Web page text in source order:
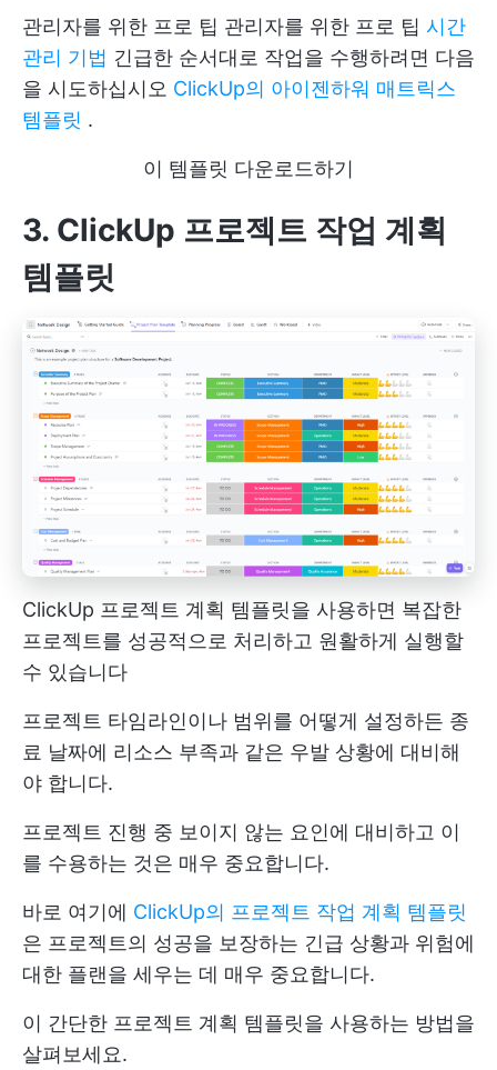
관리자를 위한 프로 팁 관리자를 위한 프로 팁 시간
관리 기법 긴급한 순서대로 작업을 수행하려면 다음
을 시도하십시오 ClickUp의 아이젠하워 매트릭스
템플릿 .
이 템플릿 다운로드하기
3. ClickUp 프로젝트 작업 계획
템플릿
ClickUp 프로젝트 계획 템플릿을 사용하면 복잡한
프로젝트를 성공적으로 처리하고 원활하게 실행할
수 있습니다
프로젝트 타임라인이나 범위를 어떻게 설정하든 종
료 날짜에 리소스 부족과 같은 우발 상황에 대비해
야 합니다.
프로젝트 진행 중 보이지 않는 요인에 대비하고 이
를 수용하는 것은 매우 중요합니다.
바로 여기에 ClickUp의 프로젝트 작업 계획 템플릿
은 프로젝트의 성공을 보장하는 긴급 상황과 위험에
대한 플랜을 세우는 데 매우 중요합니다.
이 간단한 프로젝트 계획 템플릿을 사용하는 방법을
살펴보세요.